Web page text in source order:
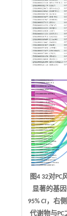
图4 32对PC
显著的基
95% CI，右
代谢物与